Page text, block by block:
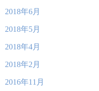
2018年6月
2018年5月
2018年4月
2018年2月
2016年11月